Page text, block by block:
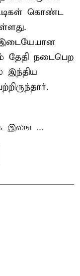
கொண்ட
தேதி நடைபெற
இந்திய
இலங ...